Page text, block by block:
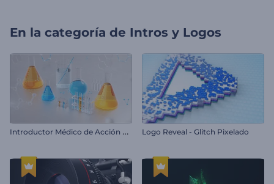
En la categoría de Intros y Logos
I
ntroductor Médico de Acción Real Logo Reveal - Glitch Pixelado